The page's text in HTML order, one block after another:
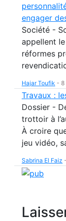
engager
Société -
appellent
réformes
Hajar Toufik - 8
Travaux :
Dossier -
trottoir à
À croire
jeu vidéo,
Sabrina El Faiz -